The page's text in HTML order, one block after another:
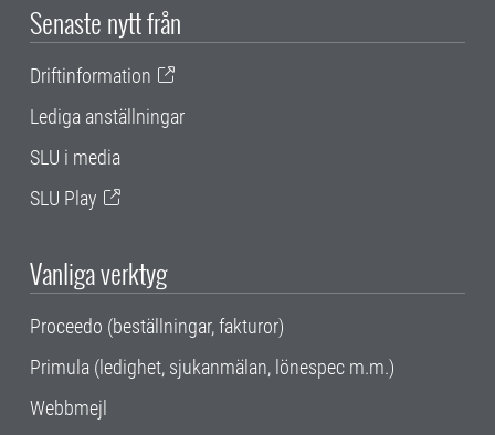
Senaste nytt från
Driftinformation
Lediga anställningar
SLU i media
SLU Play
Vanliga verktyg
Proceedo (beställningar, fakturor)
Primula (ledighet, sjukanmälan, lönespec m.m.)
Webbmejl